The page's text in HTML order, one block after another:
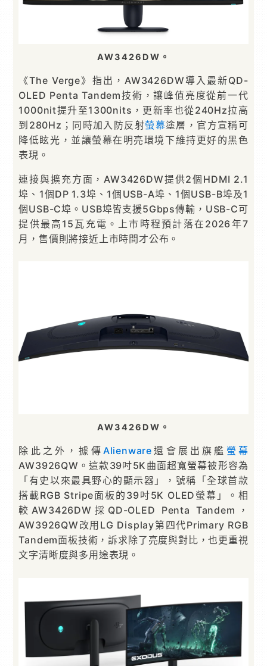
AW3426DW。
《The Verge》指出，AW3426DW導入最新QD-
OLED Penta Tandem技術，讓峰值亮度從前一代
1000nit提升至1300nits，更新率也從240Hz拉高
到280Hz；同時加入防反射螢幕塗層，官方宣稱可
降低眩光，並讓螢幕在明亮環境下維持更好的黑色
表現。
連接與擴充方面，AW3426DW提供2個HDMI 2.1
埠、1個DP 1.3埠、1個USB-A埠、1個USB-B埠及1
個USB-C埠。USB埠皆支援5Gbps傳輸，USB-C可
提供最高15瓦充電。上市時程預計落在2026年7
月，售價則將接近上市時間才公布。
AW3426DW。
除此之外，據傳 Alienware 還會展出旗艦 螢幕
AW3926QW。這款39吋5K曲面超寬螢幕被形容為
「有史以來最具野心的顯示器」，號稱「全球首款
搭載RGB Stripe面板的39吋5K OLED螢幕」。相
較AW3426DW採QD-OLED Penta Tandem，
AW3926QW改用LG Display第四代Primary RGB
Tandem面板技術，訴求除了亮度與對比，也更重視
文字清晰度與多用途表現。